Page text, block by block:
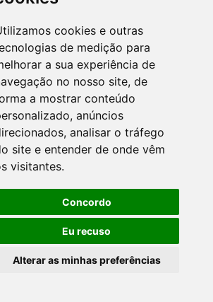
cookies e outras
de medição para
a sua experiência de
no nosso site, de
a mostrar conteúdo
anúncios
analisar o tráfego
site e entender de onde vêm
visitantes.
Concordo
Eu recuso
Alterar as minhas preferências
Econômicas
do BCB
do BCB e Cosif-e
Diárias Governamentais
da República
Nacionais Reguladoras
Discussão